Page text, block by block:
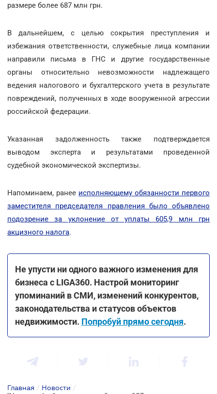
размере более 687 млн грн.
В дальнейшем, с целью сокрытия преступления и
избежания ответственности, служебные лица компании
направили письма в ГНС и другие государственные
органы относительно невозможности надлежащего
ведения налогового и бухгалтерского учета в результате
повреждений, полученных в ходе вооруженной агрессии
российской федерации.
Указанная задолженность также подтверждается
выводом эксперта и результатами проведенной
судебной экономической экспертизы.
Напоминаем, ранее исполняющему обязанности первого
заместителя председателя правления было объявлено
подозрение за уклонение от уплаты 605,9 млн грн
акцизного налога.
Не упусти ни одного важного изменения для
бизнеса с LIGA360. Настрой мониторинг
упоминаний в СМИ, изменений конкурентов,
законодательства и статусов объектов
недвижимости. Попробуй прямо сегодня.
Главная / Новости /